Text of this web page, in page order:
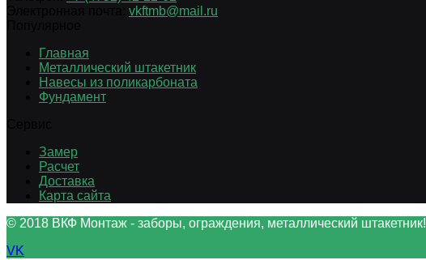
vkftmb@mail.ru
Главная
Металлический штакетник
Навесы из поликарбоната
Фундамент
Замер
Расчет
Доставка
Карта сайта
© 2018 ВКФ Монтаж - заборы, ограждения, металлический штакетник!
VK